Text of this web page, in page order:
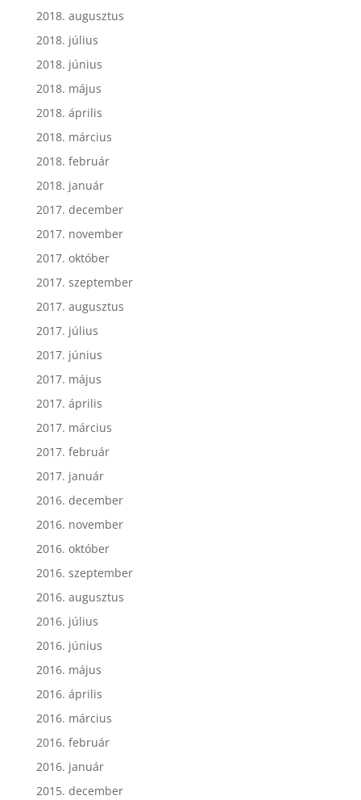
2018. augusztus
2018. július
2018. június
2018. május
2018. április
2018. március
2018. február
2018. január
2017. december
2017. november
2017. október
2017. szeptember
2017. augusztus
2017. július
2017. június
2017. május
2017. április
2017. március
2017. február
2017. január
2016. december
2016. november
2016. október
2016. szeptember
2016. augusztus
2016. július
2016. június
2016. május
2016. április
2016. március
2016. február
2016. január
2015. december